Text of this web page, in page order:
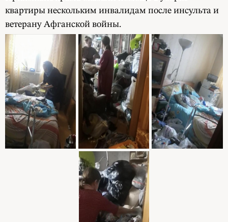
квартиры нескольким инвалидам после инсульта и
ветерану Афганской войны.